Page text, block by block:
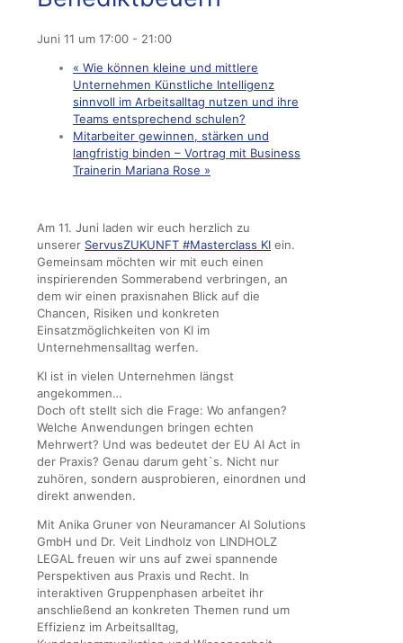
Juni 11 um 17:00 - 21:00
« Wie können kleine und mittlere
Unternehmen Künstliche Intelligenz
sinnvoll im Arbeitsalltag nutzen und ihre
Teams entsprechend schulen?
Mitarbeiter gewinnen, stärken und
langfristig binden – Vortrag mit Business
Trainerin Mariana Rose »
Am 11. Juni laden wir euch herzlich zu
unserer ServusZUKUNFT #Masterclass KI ein.
Gemeinsam möchten wir mit euch einen
inspirierenden Sommerabend verbringen, an
dem wir einen praxisnahen Blick auf die
Chancen, Risiken und konkreten
Einsatzmöglichkeiten von KI im
Unternehmensalltag werfen.
KI ist in vielen Unternehmen längst
angekommen…
Doch oft stellt sich die Frage: Wo anfangen?
Welche Anwendungen bringen echten
Mehrwert? Und was bedeutet der EU AI Act in
der Praxis? Genau darum geht`s. Nicht nur
zuhören, sondern ausprobieren, einordnen und
direkt anwenden.
Mit Anika Gruner von Neuramancer AI Solutions
GmbH und Dr. Veit Lindholz von LINDHOLZ
LEGAL freuen wir uns auf zwei spannende
Perspektiven aus Praxis und Recht. In
interaktiven Gruppenphasen arbeitet ihr
anschließend an konkreten Themen rund um
Effizienz im Arbeitsalltag,